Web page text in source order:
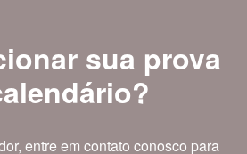
sua prova
entre em contato conosco para